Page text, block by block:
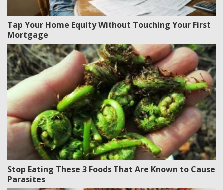
Tap Your Home Equity Without Touching Your First
Mortgage
Stop Eating These 3 Foods That Are Known to Cause
Parasites